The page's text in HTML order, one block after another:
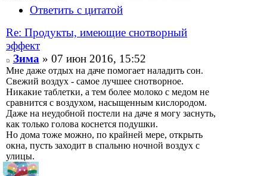
Ответить с цитатой
Re: Продукты, имеющие снотворный
эффект
Зима » 07 июн 2016, 15:52
Мне даже отдых на даче помогает наладить сон.
Свежий воздух - самое лучшее снотворное.
Никакие таблетки, а тем более молоко с медом не
сравнится с воздухом, насыщенным кислородом.
Даже на неудобной постели на даче я могу заснуть,
как только голова коснется подушки.
Но дома тоже можно, по крайней мере, открыть
окна, пусть заходит в спальню ночной воздух с
улицы.